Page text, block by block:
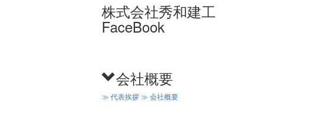
株式会社秀和建工
FaceBook
会社概要
≫ 代表挨拶 ≫ 会社概要